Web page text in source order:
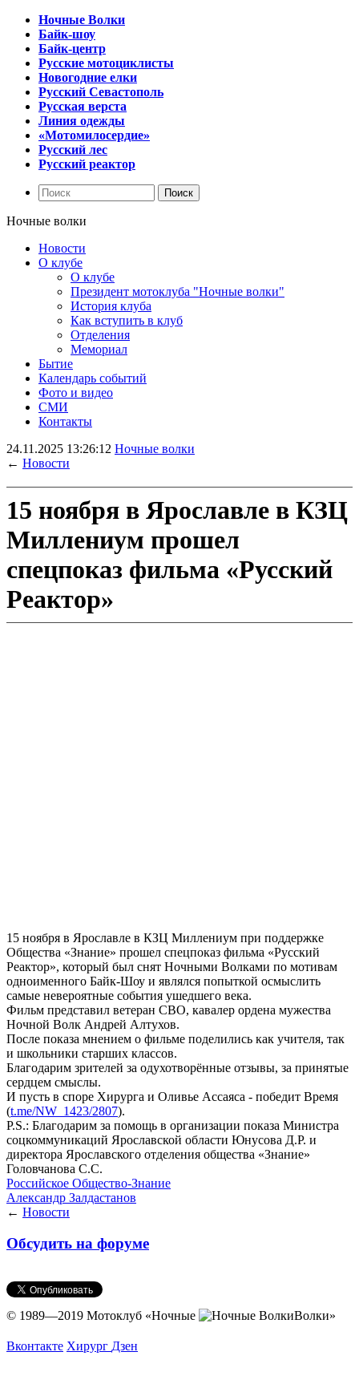
Ночные Волки
Байк-шоу
Байк-центр
Русские мотоциклисты
Новогодние елки
Русский Севастополь
Русская верста
Линия одежды
«Мотомилосердие»
Русский лес
Русский реактор
Ночные волки
Новости
О клубе
О клубе
Президент мотоклуба "Ночные волки"
История клуба
Как вступить в клуб
Отделения
Мемориал
Бытие
Календарь событий
Фото и видео
СМИ
Контакты
24.11.2025 13:26:12 Ночные волки
← Новости
15 ноября в Ярославле в КЗЦ
Миллениум прошел
спецпоказ фильма «Русский
Реактор»
15 ноября в Ярославле в КЗЦ Миллениум при поддержке
Общества «Знание» прошел спецпоказ фильма «Русский
Реактор», который был снят Ночными Волками по мотивам
одноименного Байк-Шоу и являлся попыткой осмыслить
самые невероятные события ушедшего века.
Фильм представил ветеран СВО, кавалер ордена мужества
Ночной Волк Андрей Алтухов.
После показа мнением о фильме поделились как учителя, так
и школьники старших классов.
Благодарим зрителей за одухотворённые отзывы, за принятые
сердцем смыслы.
И пусть в споре Хирурга и Оливье Ассаяса - победит Время
(t.me/NW_1423/2807).
P.S.: Благодарим за помощь в организации показа Министра
соцкоммуникаций Ярославской области Юнусова Д.Р. и
директора Ярославского отделения общества «Знание»
Головчанова С.С.
Российское Общество-Знание
Александр Залдастанов
← Новости
Обсудить на форуме
© 1989—2019 Мотоклуб «Ночные Волки»
Вконтакте Хирург Дзен